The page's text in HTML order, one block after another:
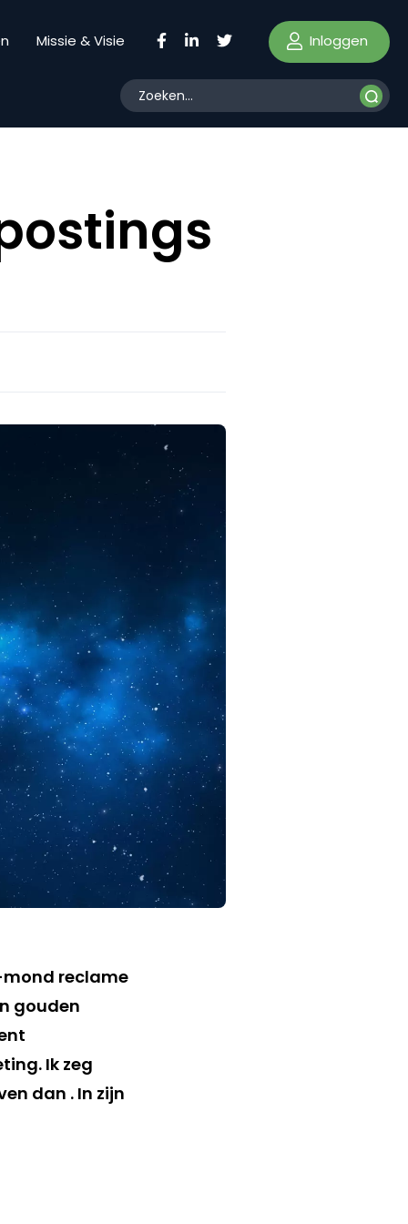
Missie & Visie Inloggen
reclame
gouden
Ik zeg
dan . In zijn